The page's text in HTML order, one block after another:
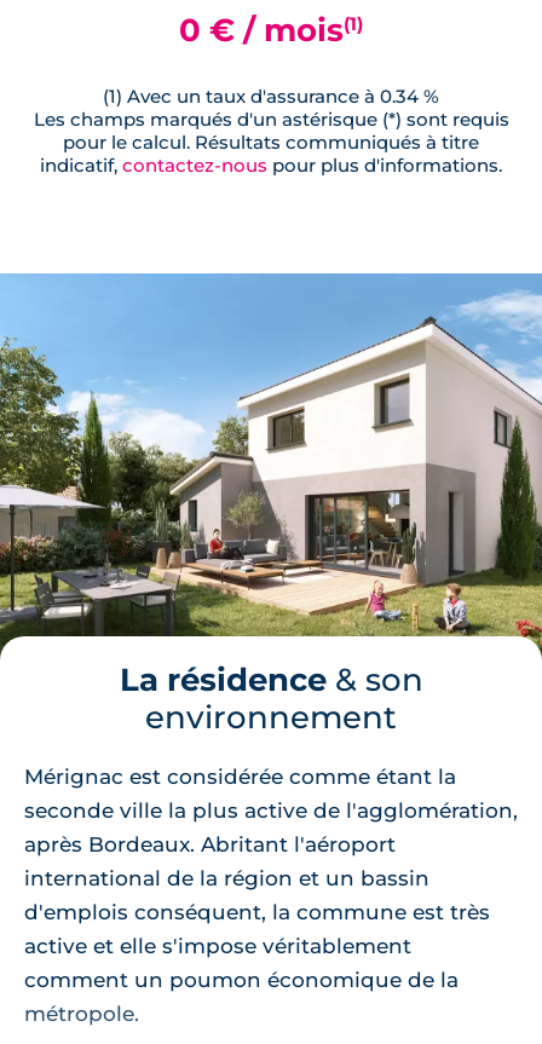
0 € / mois(1)
(1) Avec un taux d'assurance à 0.34 %
Les champs marqués d'un astérisque (*) sont requis
pour le calcul. Résultats communiqués à titre
indicatif, contactez-nous pour plus d'informations.
La résidence& son
environnement
Mérignac est considérée comme étant la
seconde ville la plus active de l'agglomération,
après Bordeaux. Abritant l'aéroport
international de la région et un bassin
d'emplois conséquent, la commune est très
active et elle s'impose véritablement
comment un poumon économique de la
métropole.